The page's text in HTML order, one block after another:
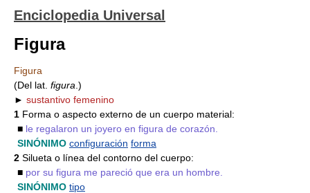
Enciclopedia Universal
Figura
Figura
(Del lat. figura .)
► sustantivo femenino
1 Forma o aspecto externo de un cuerpo material:
■ le regalaron un joyero en figura de corazón.
SINÓNIMO configuración forma
2 Silueta o línea del contorno del cuerpo:
■ por su figura me pareció que era un hombre.
SINÓNIMO tipo